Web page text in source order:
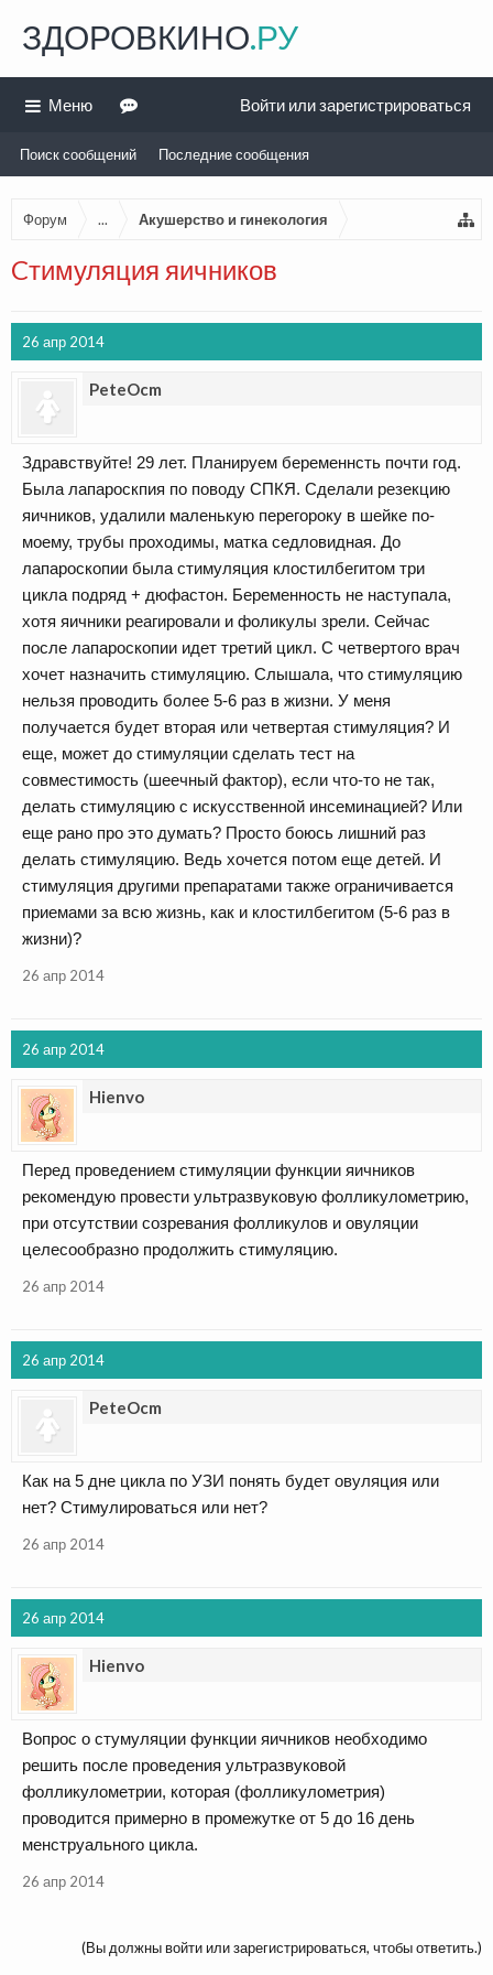
Форум ... Акушерство и гинекология
Cтимуляция яичников
26 апр 2014
PeteOcm
Здравствуйте! 29 лет. Планируем беременнсть почти год.
Была лапароскпия по поводу CПКЯ. Сделали резекцию
яичников, удалили маленькую перегороку в шейке по-
моему, трубы проходимы, матка седловидная. До
лапароскопии была стимуляция клостилбегитом три
цикла подряд + дюфастон. Беременность не наступала,
хотя яичники реагировали и фоликулы зрели. Сейчас
после лапароскопии идет третий цикл. С четвертого врач
хочет назначить стимуляцию. Слышала, что стимуляцию
нельзя проводить более 5-6 раз в жизни. У меня
получается будет вторая или четвертая стимуляция? И
еще, может до стимуляции сделать тест на
совместимость (шеечный фактор), если что-то не так,
делать стимуляцию с искусственной инсеминацией? Или
еще рано про это думать? Просто боюсь лишний раз
делать стимуляцию. Ведь хочется потом еще детей. И
стимуляция другими препаратами также ограничивается
приемами за всю жизнь, как и клостилбегитом (5-6 раз в
жизни)?
26 апр 2014
26 апр 2014
Hienvo
Перед проведением стимуляции функции яичников
рекомендую провести ультразвуковую фолликулометрию,
при отсутствии созревания фолликулов и овуляции
целесообразно продолжить стимуляцию.
26 апр 2014
26 апр 2014
PeteOcm
Как на 5 дне цикла по УЗИ понять будет овуляция или
нет? Стимулироваться или нет?
26 апр 2014
26 апр 2014
Hienvo
Вопрос о стумуляции функции яичников необходимо
решить после проведения ультразвуковой
фолликулометрии, которая (фолликулометрия)
проводится примерно в промежутке от 5 до 16 день
менструального цикла.
26 апр 2014
(Вы должны войти или зарегистрироваться, чтобы ответить.)
ЗДОРОВКИНО.РУ
Меню
Поиск сообщений Последние сообщения
Войти или зарегистрироваться